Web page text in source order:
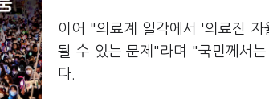
이어 "의료계 일각에서 '의료진
될 수 있는 문제"라며 "국민께서
다.